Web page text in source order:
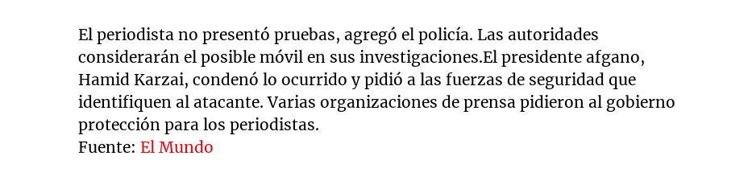
El periodista no presentó pruebas, agregó el policía. Las autoridades
considerarán el posible móvil en sus investigaciones.El presidente afgano,
Hamid Karzai, condenó lo ocurrido y pidió a las fuerzas de seguridad que
identifiquen al atacante. Varias organizaciones de prensa pidieron al gobierno
protección para los periodistas.
Fuente:El Mundo